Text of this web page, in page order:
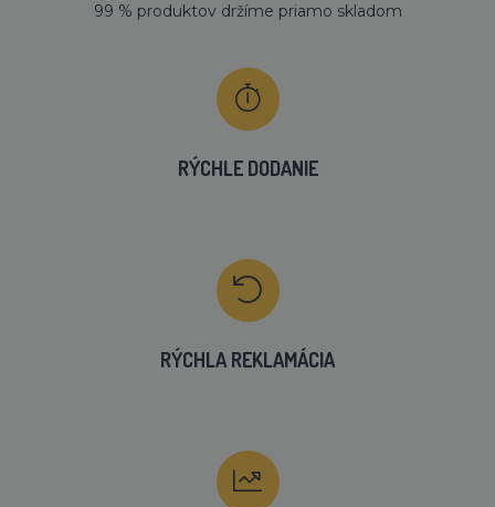
99 % produktov držíme priamo skladom
RÝCHLE DODANIE
RÝCHLA REKLAMÁCIA